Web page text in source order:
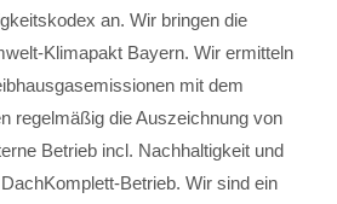
an. Wir bringen die
Klimapakt Bayern. Wir ermitteln
mit dem
regelmäßig die Auszeichnung von
Betrieb incl. Nachhaltigkeit und
Betrieb. Wir sind ein